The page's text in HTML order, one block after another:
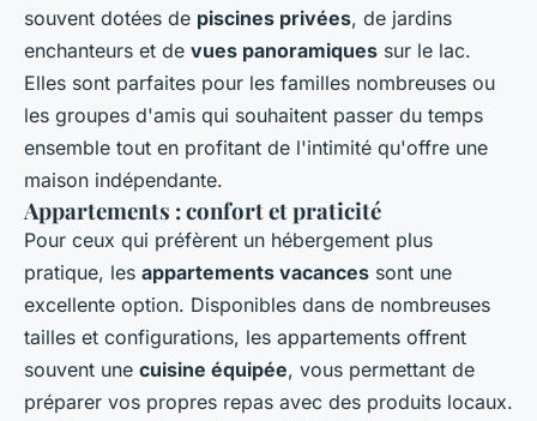
souvent dotées de piscines privées, de jardins
enchanteurs et de vues panoramiques sur le lac.
Elles sont parfaites pour les familles nombreuses ou
les groupes d'amis qui souhaitent passer du temps
ensemble tout en profitant de l'intimité qu'offre une
maison indépendante.
Appartements : confort et praticité
Pour ceux qui préfèrent un hébergement plus
pratique, les appartements vacances sont une
excellente option. Disponibles dans de nombreuses
tailles et configurations, les appartements offrent
souvent une cuisine équipée, vous permettant de
préparer vos propres repas avec des produits locaux.